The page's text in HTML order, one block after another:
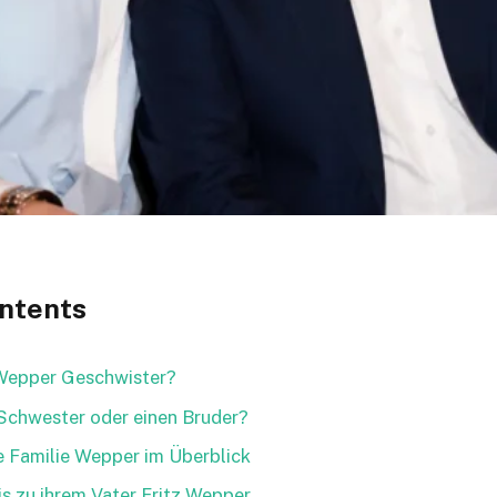
Geschwister?
oder einen Bruder?
Familie Wepper im Überblick